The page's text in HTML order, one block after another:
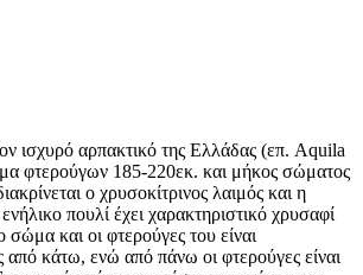
ισχυρό αρπακτικό της Ελλάδας (επ. Aquila
φτερούγων 185-220εκ. και μήκος σώματος
ο χρυσοκίτρινος λαιμός και η
πουλί έχει χαρακτηριστικό χρυσαφί
σώμα και οι φτερούγες του είναι
κάτω, ενώ από πάνω οι φτερούγες είναι